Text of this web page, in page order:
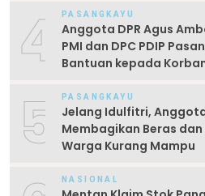
4 PASANGKAYU
Anggota DPR Agus
PMI dan DPC PDIP
Bantuan kepada
5 PASANGKAYU
Jelang Idulfitri,
Membagikan Beras
Warga Kurang Mampu
NASIONAL